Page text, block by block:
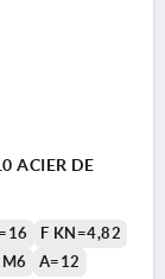
ACIER DE
F KN=4,82
A=12